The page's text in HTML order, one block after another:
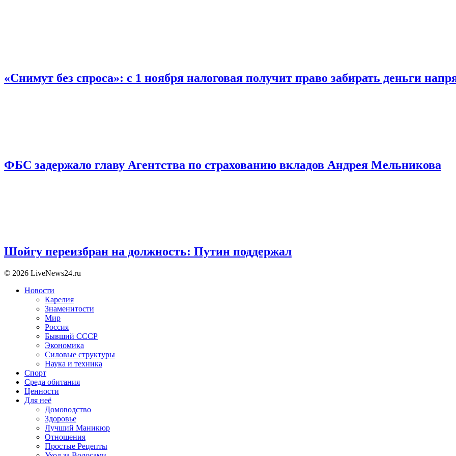
«Снимут без спроса»: с 1 ноября налоговая получит право забирать деньги
ФБС задержало главу Агентства по страхованию вкладов Андрея Мельникова
Шойгу переизбран на должность: Путин поддержал
© 2026 LiveNews24.ru
Новости
Карелия
Знаменитости
Мир
Россия
Бывший СССР
Экономика
Силовые структуры
Наука и техника
Спорт
Среда обитания
Ценности
Для неё
Домоводство
Здоровье
Лучший Маникюр
Отношения
Простые Рецепты